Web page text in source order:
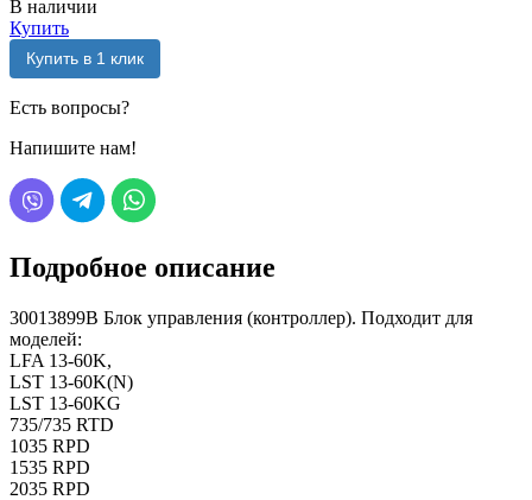
В наличии
Купить
Купить в 1 клик
Есть вопросы?
Напишите нам!
Подробное описание
30013899B Блок управления (контроллер). Подходит для
моделей:
LFA 13-60K,
LST 13-60K(N)
LST 13-60KG
735/735 RTD
1035 RPD
1535 RPD
2035 RPD